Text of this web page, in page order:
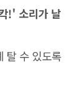
!' 소리가 날
탈 수 있도록